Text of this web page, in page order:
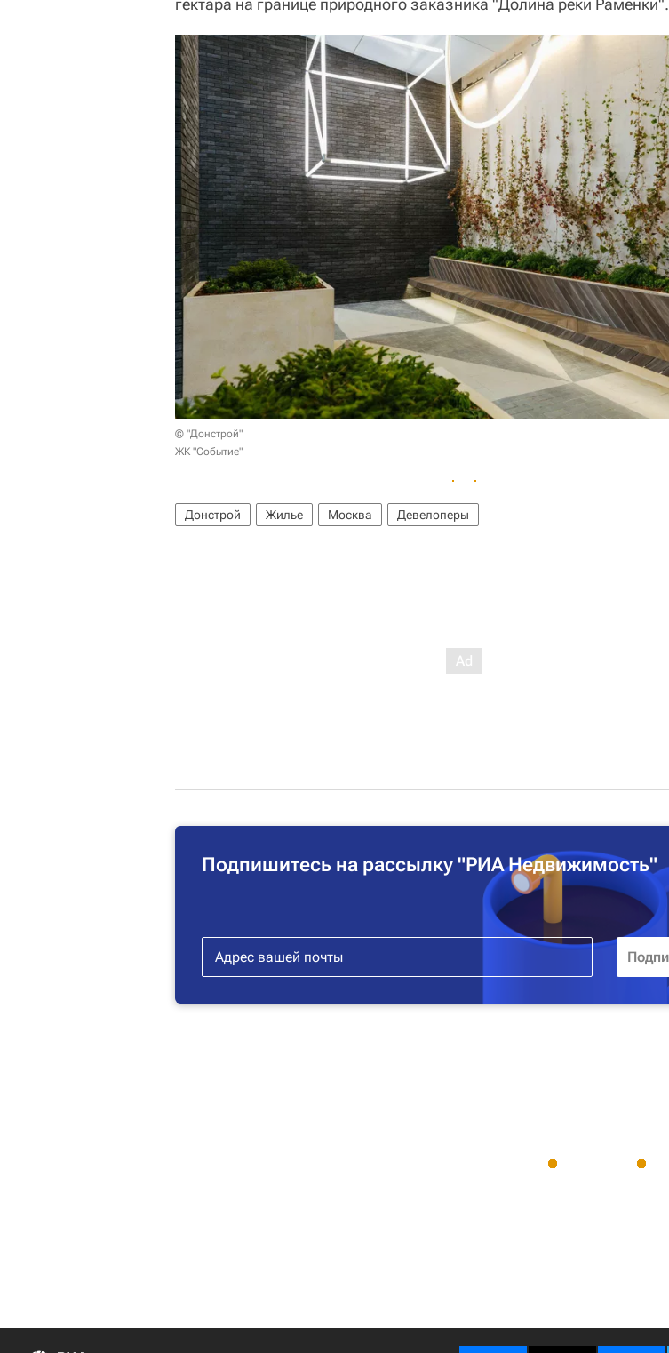
гектара на границе природного заказника "Долина реки Раменки".
© "Донстрой"
ЖК "Событие"
Донстрой Жилье Москва Девелоперы
Подпишитесь на рассылку "РИА Недвижимость"